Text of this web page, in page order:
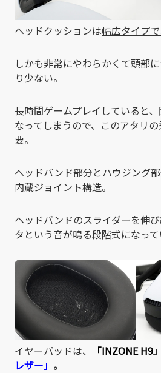
ヘッドクッションは幅広タイプ
しかも非常にやわらかくて頭部
り少ない。
長時間ゲームプレイしていると
なってしまうので、このアタリ
要。
ヘッドバンド部分とハウジング
内蔵ジョイント構造。
ヘッドバンドのスライダーを伸
タという音が鳴る段階式になって
イヤーパッドは、 「INZONE H9」
レザー」 。